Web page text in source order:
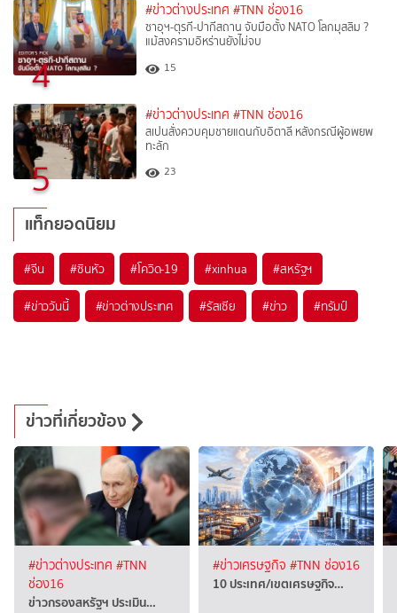
4
#ข่าวต่างประเทศ #TNN ช่อง16
ซาอุฯ-ตุรกี-ปากีสถาน จับมือตั้ง NATO โลกมุสลิม ?
แม้สงครามอิหร่านยังไม่จบ
15
5
#ข่าวต่างประเทศ #TNN ช่อง16
สเปนสั่งควบคุมชายแดนกับอิตาลี หลังกรณีผู้อพยพ
ทะลัก
23
แท็กยอดนิยม
#จีน #ซินหัว #โควิด-19 #xinhua #สหรัฐฯ
#ข่าววันนี้ #ข่าวต่างประเทศ #รัสเซีย #ข่าว #ทรัมป์
ข่าวที่เกี่ยวข้อง
#ข่าวต่างประเทศ #TNN
ช่อง16
ข่าวกรองสหรัฐฯ ประเมิน…
#ข่าวเศรษฐกิจ #TNN ช่อง16
10 ประเทศ/เขตเศรษฐกิจ…